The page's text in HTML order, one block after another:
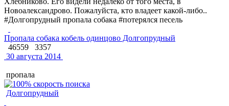
Новоалександрово. Пожалуйста, кто владеет какой-либо..
#Долгопрудный пропала собака #потерялся песель
Пропала собака кобель одинцово Долгопрудный
46559
3357
30 августа 2014
пропала
Долгопрудный